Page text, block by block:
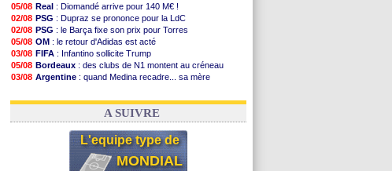
05/08 Real : Diomandé arrive pour 140 M€ !
02/08 PSG : Dupraz se prononce pour la LdC
02/08 PSG : le Barça fixe son prix pour Torres
05/08 OM : le retour d'Adidas est acté
03/08 FIFA : Infantino sollicite Trump
05/08 Bordeaux : des clubs de N1 montent au créneau
03/08 Argentine : quand Medina recadre... sa mère
03/08 OM: Paixão attire un 2e club anglais
A SUIVRE
L'equipe type de
MONDIAL